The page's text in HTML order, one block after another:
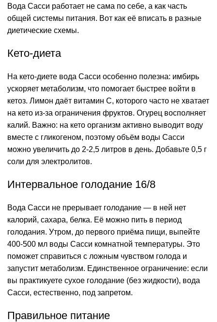
Вода Сасси работает не сама по себе, а как часть
общей системы питания. Вот как её вписать в разные
диетические схемы.
Кето-диета
На кето-диете вода Сасси особенно полезна: имбирь
ускоряет метаболизм, что помогает быстрее войти в
кетоз. Лимон даёт витамин C, которого часто не хватает
на кето из-за ограничения фруктов. Огурец восполняет
калий. Важно: на кето организм активно выводит воду
вместе с гликогеном, поэтому объём воды Сасси
можно увеличить до 2-2,5 литров в день. Добавьте 0,5 г
соли для электролитов.
Интервальное голодание 16/8
Вода Сасси не прерывает голодание — в ней нет
калорий, сахара, белка. Её можно пить в период
голодания. Утром, до первого приёма пищи, выпейте
400-500 мл воды Сасси комнатной температуры. Это
поможет справиться с ложным чувством голода и
запустит метаболизм. Единственное ограничение: если
вы практикуете сухое голодание (без жидкости), вода
Сасси, естественно, под запретом.
Правильное питание